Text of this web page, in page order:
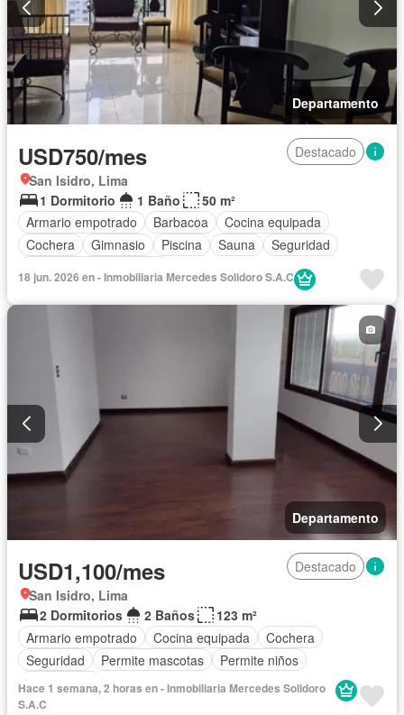
Departamento
USD750/mes
Destacado
San Isidro, Lima
1 Dormitorio
1 Baño
50 m²
Armario empotrado
Barbacoa
Cocina equipada
Cochera
Gimnasio Piscina Sauna
Seguridad
18 jun. 2026 en - Inmobiliaria Mercedes Solidoro S.A.C
Departamento
USD1,100/mes
Destacado
San Isidro, Lima
2 Dormitorios
2 Baños
123 m²
Armario empotrado
Cocina equipada
Cochera
Seguridad
Permite mascotas
Permite niños
Sin amoblar
Hace 1 semana, 2 horas en - Inmobiliaria Mercedes Solidoro
S.A.C